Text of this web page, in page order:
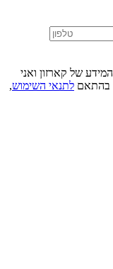
של קארזון ואני
בהתאם לתנאי השימוש,